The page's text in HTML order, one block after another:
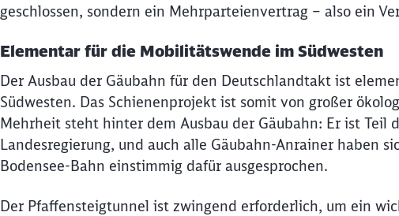
geschlossen, sondern ein Mehrparteienvertrag – also ein
Elementar für die Mobilitätswende im Südwesten
Der Ausbau der Gäubahn für den Deutschlandtakt ist
Südwesten. Das Schienenprojekt ist somit von großer
Mehrheit steht hinter dem Ausbau der Gäubahn: Er ist Teil
Landesregierung, und auch alle Gäubahn-Anrainer haben
Bodensee-Bahn einstimmig dafür ausgesprochen.
Der Pfaffensteigtunnel ist zwingend erforderlich, um ein
Möchten Sie zuweitergeleitet
Abbrechen